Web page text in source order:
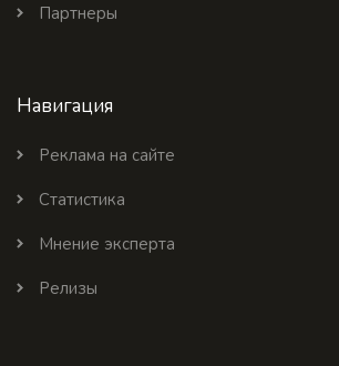
Партнеры
Навигация
Реклама на сайте
Статистика
Мнение эксперта
Релизы